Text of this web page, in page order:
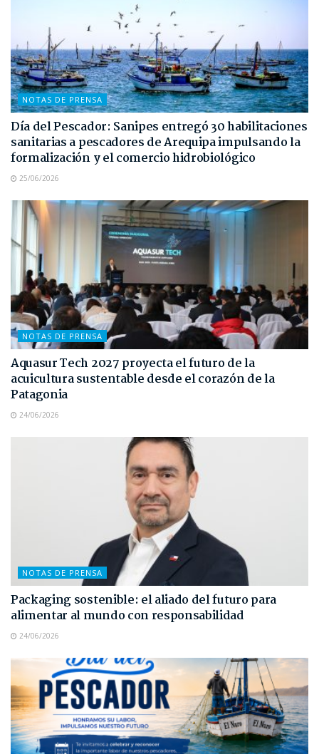
NOTAS DE PRENSA
Día del Pescador: Sanipes entregó 30 habilitaciones
sanitarias a pescadores de Arequipa impulsando la
formalización y el comercio hidrobiológico
25/06/2026
NOTAS DE PRENSA
Aquasur Tech 2027 proyecta el futuro de la
acuicultura sustentable desde el corazón de la
Patagonia
24/06/2026
NOTAS DE PRENSA
Packaging sostenible: el aliado del futuro para
alimentar al mundo con responsabilidad
24/06/2026